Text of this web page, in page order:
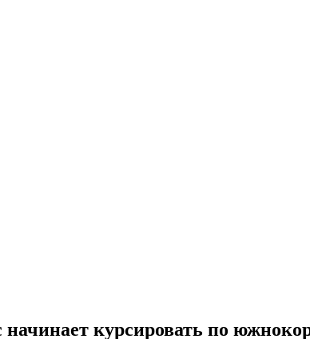
начинает курсировать по